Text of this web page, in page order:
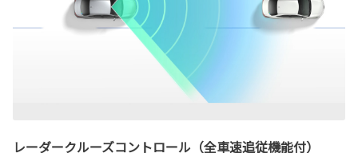
レーダークルーズコントロール（全車速追従機能付）